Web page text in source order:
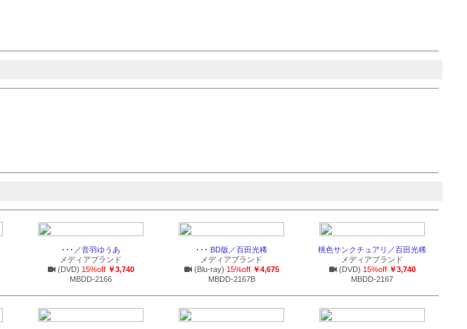
･･･／音羽ゆうあ
メディアブランド
(DVD) 15%off ￥3,740
MBDD-2166
･･･ BD版／百田光稀
メディアブランド
(Blu-ray) 15%off ￥4,675
MBDD-2167B
桃色サンクチュアリ／百田光稀
メディアブランド
(DVD) 15%off ￥3,740
MBDD-2167